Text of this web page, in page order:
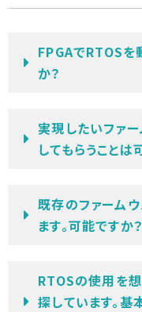
FPGAでRTOSを
か？
実現したいファ
してもらうことは
既存のファーム
ます。可能ですか？
RTOSの使用を
探しています。